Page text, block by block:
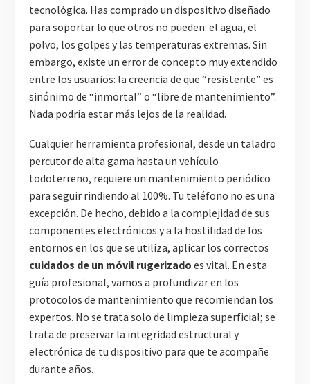
tecnológica. Has comprado un dispositivo diseñado
para soportar lo que otros no pueden: el agua, el
polvo, los golpes y las temperaturas extremas. Sin
embargo, existe un error de concepto muy extendido
entre los usuarios: la creencia de que “resistente” es
sinónimo de “inmortal” o “libre de mantenimiento”.
Nada podría estar más lejos de la realidad.
Cualquier herramienta profesional, desde un taladro
percutor de alta gama hasta un vehículo
todoterreno, requiere un mantenimiento periódico
para seguir rindiendo al 100%. Tu teléfono no es una
excepción. De hecho, debido a la complejidad de sus
componentes electrónicos y a la hostilidad de los
entornos en los que se utiliza, aplicar los correctos
cuidados de un móvil rugerizado es vital. En esta
guía profesional, vamos a profundizar en los
protocolos de mantenimiento que recomiendan los
expertos. No se trata solo de limpieza superficial; se
trata de preservar la integridad estructural y
electrónica de tu dispositivo para que te acompañe
durante años.